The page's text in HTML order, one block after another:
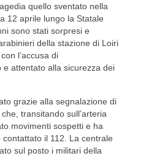
quello sventato nella
12 aprile lungo la Statale
sono stati sorpresi e
della stazione di Loiri
l’accusa di
e attentato alla sicurezza dei
grazie alla segnalazione di
transitando sull’arteria
movimenti sospetti e ha
il 112. La centrale
sul posto i militari della